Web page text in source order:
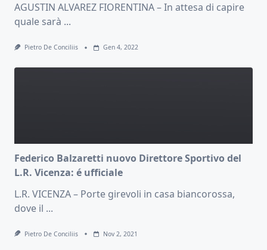
AGUSTIN ALVAREZ FIORENTINA – In attesa di capire
quale sarà ...
Pietro De Conciliis Gen 4, 2022
Federico Balzaretti nuovo Direttore Sportivo del
L.R. Vicenza: é ufficiale
L.R. VICENZA – Porte girevoli in casa biancorossa,
dove il ...
Pietro De Conciliis Nov 2, 2021